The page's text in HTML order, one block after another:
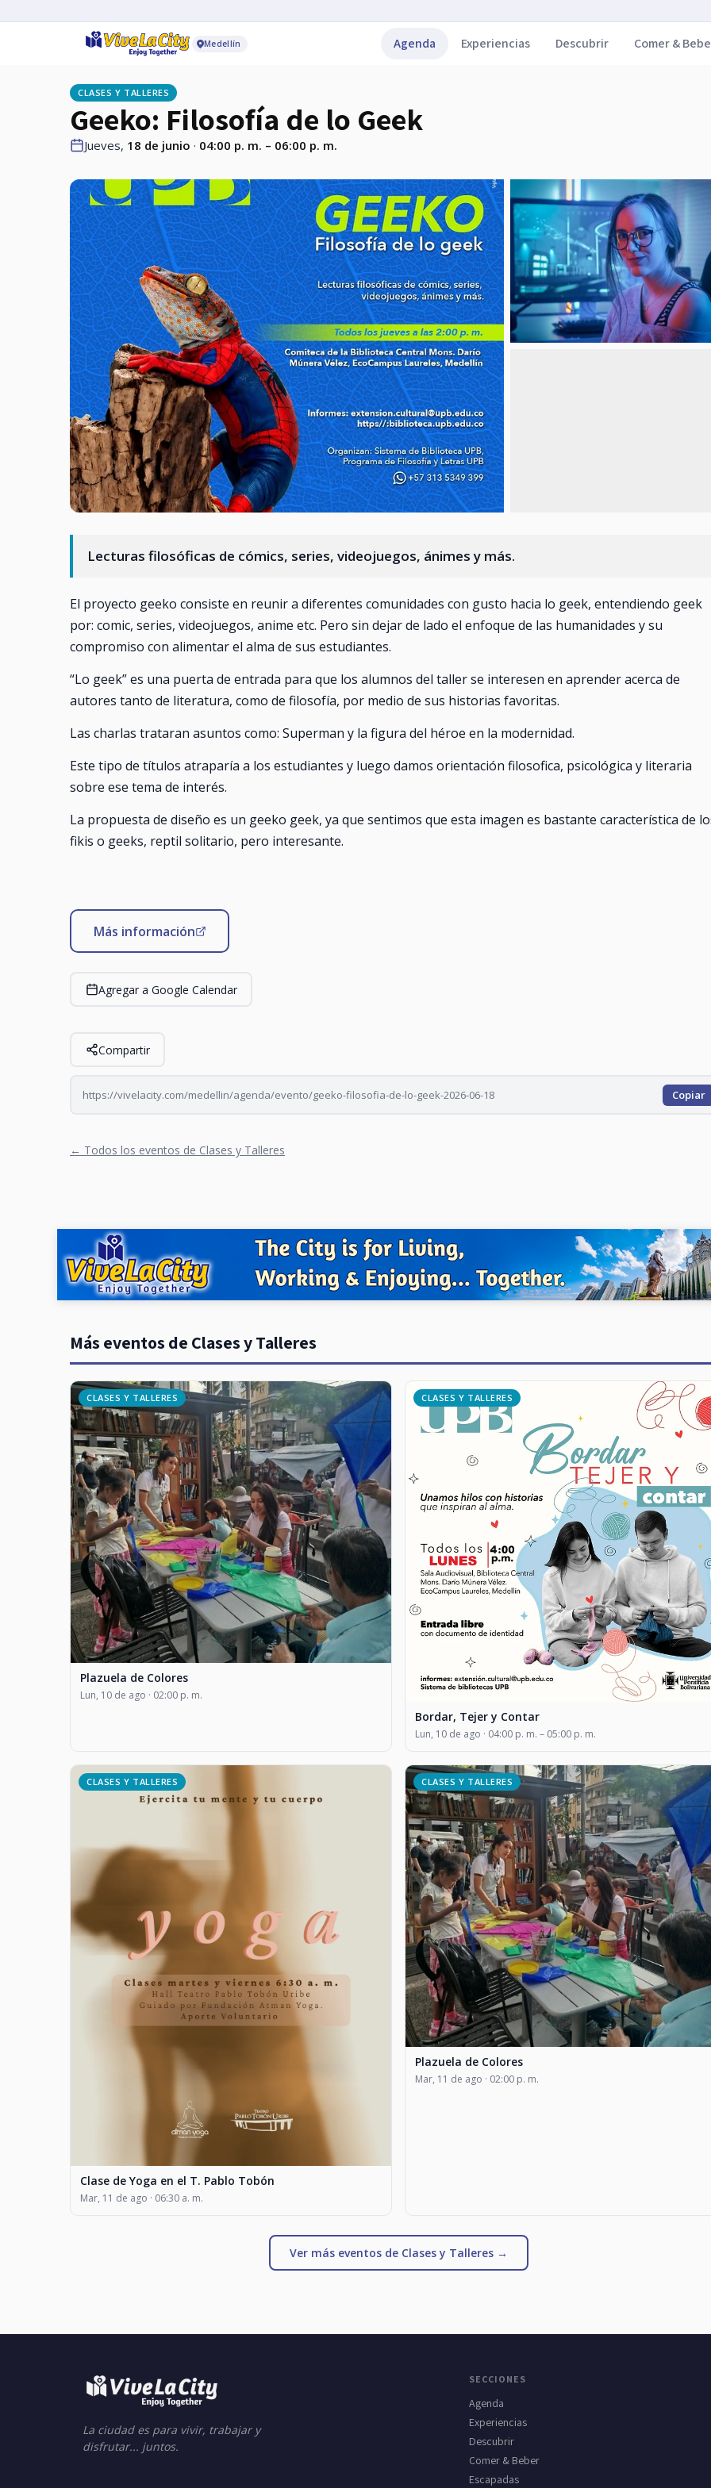
Medellín Agenda Experiencias Descubrir Comer &
CLASES Y TALLERES
Geeko: Filosofía de lo Geek
Jueves, 18 de junio · 04:00 p. m. – 06:00 p. m.
Lecturas filosóficas de cómics, series, videojuegos, ánimes y más.
El proyecto geeko consiste en reunir a diferentes comunidades con gusto hacia lo geek, entendiendo geek
por: comic, series, videojuegos, anime etc. Pero sin dejar de lado el enfoque de las humanidades y su
compromiso con alimentar el alma de sus estudiantes.
“Lo geek” es una puerta de entrada para que los alumnos del taller se interesen en aprender acerca de
autores tanto de literatura, como de filosofía, por medio de sus historias favoritas.
Las charlas trataran asuntos como: Superman y la figura del héroe en la modernidad.
Este tipo de títulos atraparía a los estudiantes y luego damos orientación filosofica, psicológica y literaria
sobre ese tema de interés.
La propuesta de diseño es un geeko geek, ya que sentimos que esta imagen es bastante característica de
fikis o geeks, reptil solitario, pero interesante.
Más información
Agregar a Google Calendar
Compartir
https://vivelacity.com/medellin/agenda/evento/geeko-filosofia-de-lo-geek-2026-06-18 Copiar
← Todos los eventos de Clases y Talleres
Más eventos de Clases y Talleres
CLASES Y TALLERES
Plazuela de Colores
Lun, 10 de ago · 02:00 p. m.
CLASES Y TALLERES
Bordar, Tejer y Contar
Lun, 10 de ago · 04:00 p. m. – 05:00 p. m.
CLASES Y TALLERES
Clase de Yoga en el T. Pablo Tobón
Mar, 11 de ago · 06:30 a. m.
CLASES Y TALLERES
Plazuela de Colores
Mar, 11 de ago · 02:00 p. m.
Ver más eventos de Clases y Talleres →
La ciudad es para vivir, trabajar y
disfrutar... juntos.
SECCIONES
Agenda
Experiencias
Descubrir
Comer & Beber
Escapadas